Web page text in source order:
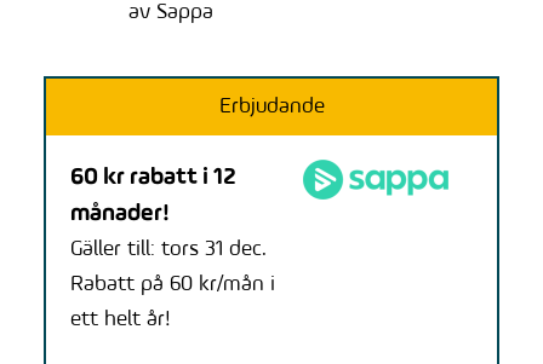
av Sappa
Erbjudande
60 kr rabatt i 12
månader!
Gäller till: tors 31 dec.
Rabatt på 60 kr/mån i
ett helt år!